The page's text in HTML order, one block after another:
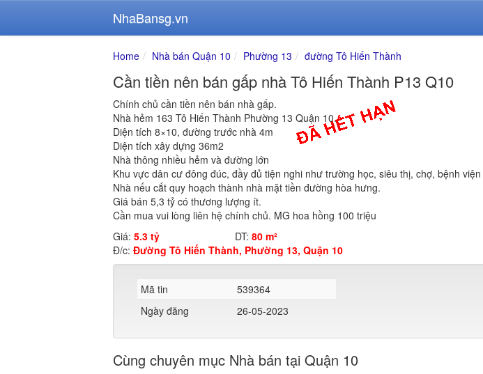
NhaBansg.vn
Home Nhà bán Quận 10 Phường 13 đường Tô Hiến Thành
Cần tiền nên bán gấp nhà Tô Hiến Thành P13 Q10
Chính chủ cần tiền nên bán nhà gấp.
Nhà hẻm 163 Tô Hiến Thành Phường 13 Quận 10.
Diện tích 8×10, đường trước nhà 4m
Diện tích xây dựng 36m2
Nhà thông nhiều hẻm và đường lớn
Khu vực dân cư đông đúc, đầy đủ tiện nghi như trường học, siêu thị, chợ, bệnh viện
Nhà nếu cắt quy hoạch thành nhà mặt tiền đường hòa hưng.
Giá bán 5,3 tỷ có thương lượng ít.
Cần mua vui lòng liên hệ chính chủ. MG hoa hồng 100 triệu
Giá: 5.3 tỷ DT: 80 m²
Đ/c: Đường Tô Hiến Thành, Phường 13, Quận 10
Mã tin
539364
Ngày đăng
26-05-2023
Cùng chuyên mục Nhà bán tại Quận 10